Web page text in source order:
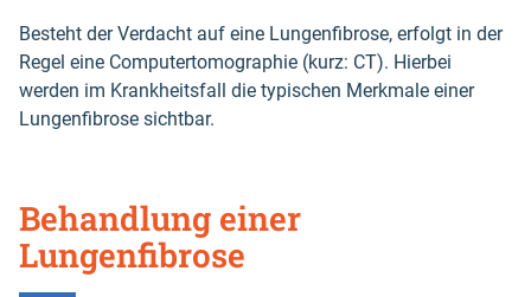
Besteht der Verdacht auf eine Lungenfibrose, erfolgt in der
Regel eine Computertomographie (kurz: CT). Hierbei
werden im Krankheitsfall die typischen Merkmale einer
Lungenfibrose sichtbar.
Behandlung einer
Lungenfibrose